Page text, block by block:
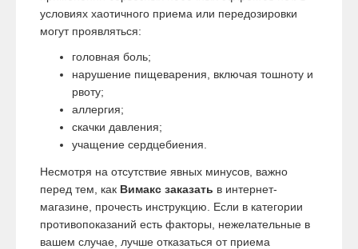
условиях хаотичного приема или передозировки
могут проявляться:
головная боль;
нарушение пищеварения, включая тошноту и
рвоту;
аллергия;
скачки давления;
учащение сердцебиения.
Несмотря на отсутствие явных минусов, важно
перед тем, как Вимакс заказать в интернет-
магазине, прочесть инструкцию. Если в категории
противопоказаний есть факторы, нежелательные в
вашем случае, лучше отказаться от приема